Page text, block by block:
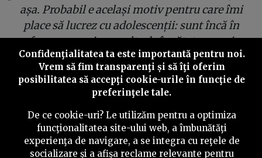
așa. Probabil e același motiv pentru care îmi
place să lucrez cu adolescenții: sunt încă în
formare, mai au multe de învățat, uneori
chiulesc de la ore să bea o bere, o mai dau în bară
și uneori se mai înhăitează cu cine nu trebuie, da'
e mișto să fii parte din maturizarea asta și să
de la ei și te împiedică să devii rigid. Sigur că mă
scoate din minți uneori și îmi vine să o iau la
drum cu rucsacul în spate și m-am gândit de
Confidenţialitatea ta este importantă pentru noi.
Vrem să fim transparenţi și să îţi oferim
posibilitatea să accepţi cookie-urile în funcţie de
preferinţele tale.
De ce cookie-uri? Le utilizăm pentru a optimiza
funcţionalitatea site-ului web, a îmbunătăţi
experienţa de navigare, a se integra cu reţele de
socializare şi a afişa reclame relevante pentru